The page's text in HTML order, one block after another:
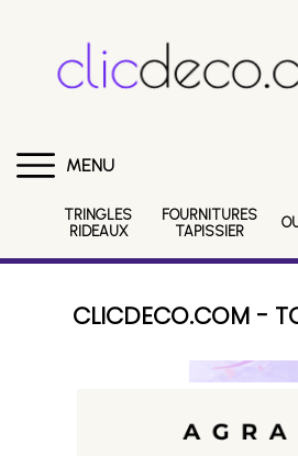
MENU
TRINGLES
RIDEAUX
FOURNITURES
TAPISSIER
CLICDECO.COM -